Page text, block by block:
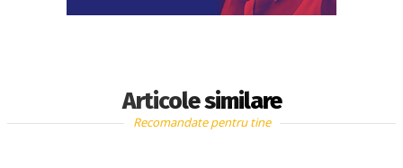
Articole similare
Recomandate pentru tine